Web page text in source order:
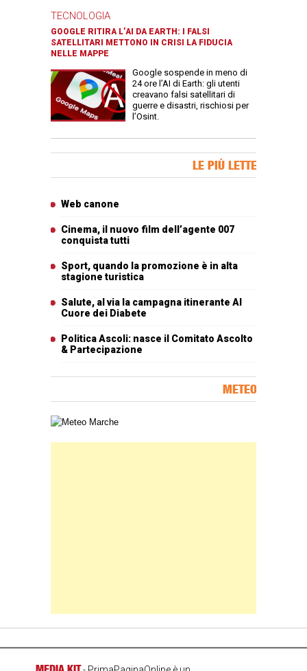
TECNOLOGIA
GOOGLE RITIRA L’AI DA EARTH: I FALSI
SATELLITARI METTONO IN CRISI LA FIDUCIA
NELLE MAPPE
Google sospende in meno di
24 ore l’AI di Earth: gli utenti
creavano falsi satellitari di
guerre e disastri, rischiosi per
l’Osint.
LE PIÙ LETTE
Web canone
Cinema, il nuovo film dell’agente 007
conquista tutti
Sport, quando la promozione è in alta
stagione turistica
Salute, al via la campagna itinerante Al
Cuore dei Diabete
Politica Ascoli: nasce il Comitato Ascolto
& Partecipazione
METEO
Carta meteorologica delle Marche